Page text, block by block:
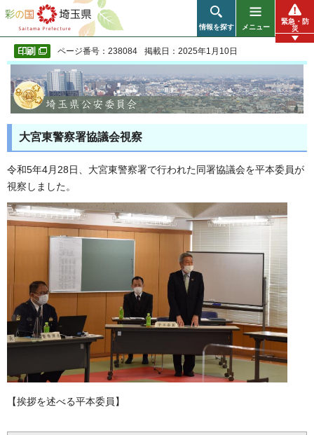
彩の国 埼玉県
情報を探す メニュー
緊急・防
災
ページ番号：238084 掲載日：2025年1月10日
大宮東警察署協議会視察
令和5年4月28日、大宮東警察署で行われた同署協議会を平本委員が
視察しました。
【挨拶を述べる平本委員】